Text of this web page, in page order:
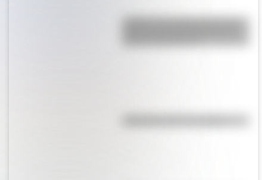
¿Sabías que Argentina tuvo la